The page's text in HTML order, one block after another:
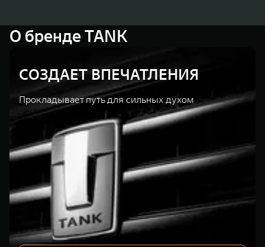
О бренде TANK
СОЗДАЕТ ВПЕЧАТЛЕНИЯ
Прокладывает путь для сильных духом